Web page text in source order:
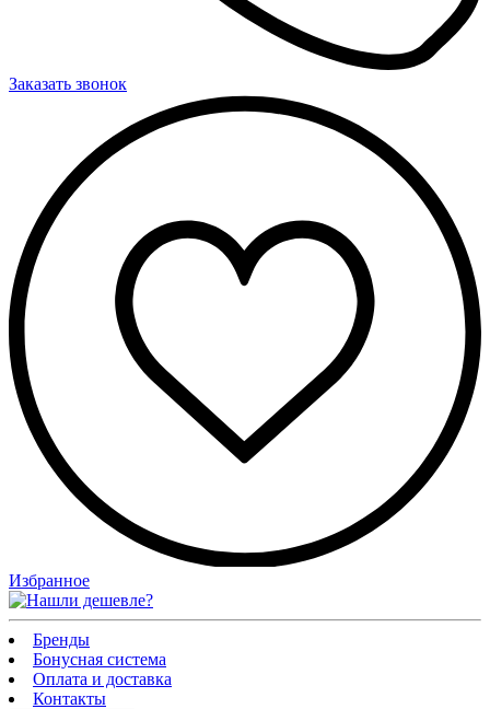
Заказать звонок
Избранное
Бренды
Бонусная система
Оплата и доставка
Контакты